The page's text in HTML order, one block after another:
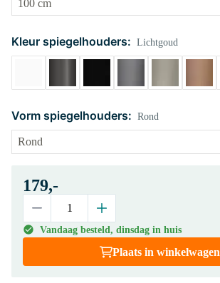
Kleur spiegelhouders: Lichtgoud
Vorm spiegelhouders: Rond
179,-
Vandaag besteld, dinsdag in huis
Plaats in winkelwagen